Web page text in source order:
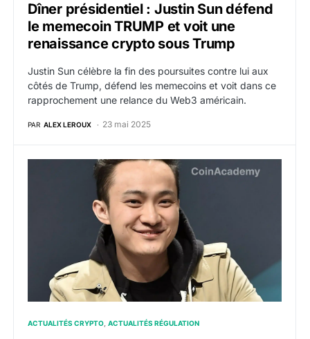
Dîner présidentiel : Justin Sun défend
le memecoin TRUMP et voit une
renaissance crypto sous Trump
Justin Sun célèbre la fin des poursuites contre lui aux
côtés de Trump, défend les memecoins et voit dans ce
rapprochement une relance du Web3 américain.
PAR ALEX LEROUX 23 mai 2025
La SEC suspend l’affaire contre Justin Sun peu de
ACTUALITÉS CRYPTO ACTUALITÉS RÉGULATION